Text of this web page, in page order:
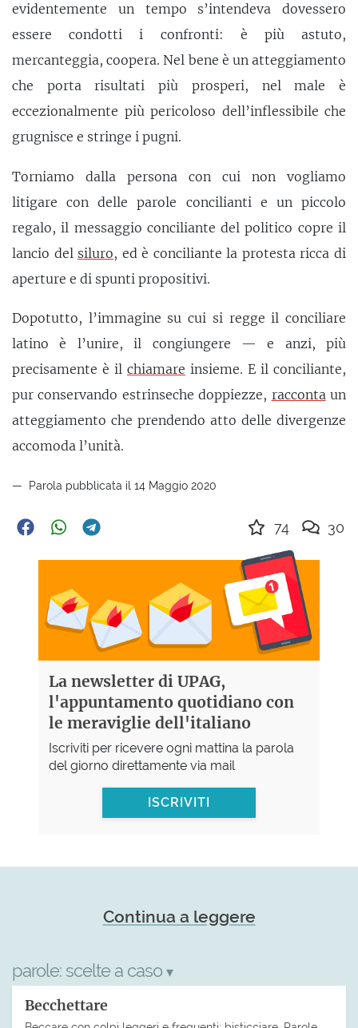
evidentemente un tempo s’intendeva dovessero
essere condotti i confronti: è più astuto,
mercanteggia, coopera. Nel bene è un atteggiamento
che porta risultati più prosperi, nel male è
eccezionalmente più pericoloso dell’inflessibile che
grugnisce e stringe i pugni.
Torniamo dalla persona con cui non vogliamo
litigare con delle parole concilianti e un piccolo
regalo, il messaggio conciliante del politico copre il
lancio del siluro, ed è conciliante la protesta ricca di
aperture e di spunti propositivi.
Dopotutto, l’immagine su cui si regge il conciliare
latino è l’unire, il congiungere — e anzi, più
precisamente è il chiamare insieme. E il conciliante,
pur conservando estrinseche doppiezze, raccontaun
atteggiamento che prendendo atto delle divergenze
accomoda l’unità.
Parola pubblicata il 14 Maggio 2020
74 30
La newsletter di UPAG,
l'appuntamento quotidiano con
le meraviglie dell'italiano
Iscriviti per ricevere ogni mattina la parola
del giorno direttamente via mail
ISCRIVITI
Continua a leggere
parole: scelte a caso ▾
Becchettare